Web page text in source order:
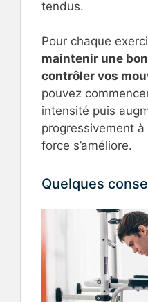
tendus.
Pour chaque
maintenir une
contrôler vos
pouvez
intensité puis
progressivement
force s’améliore.
Quelques